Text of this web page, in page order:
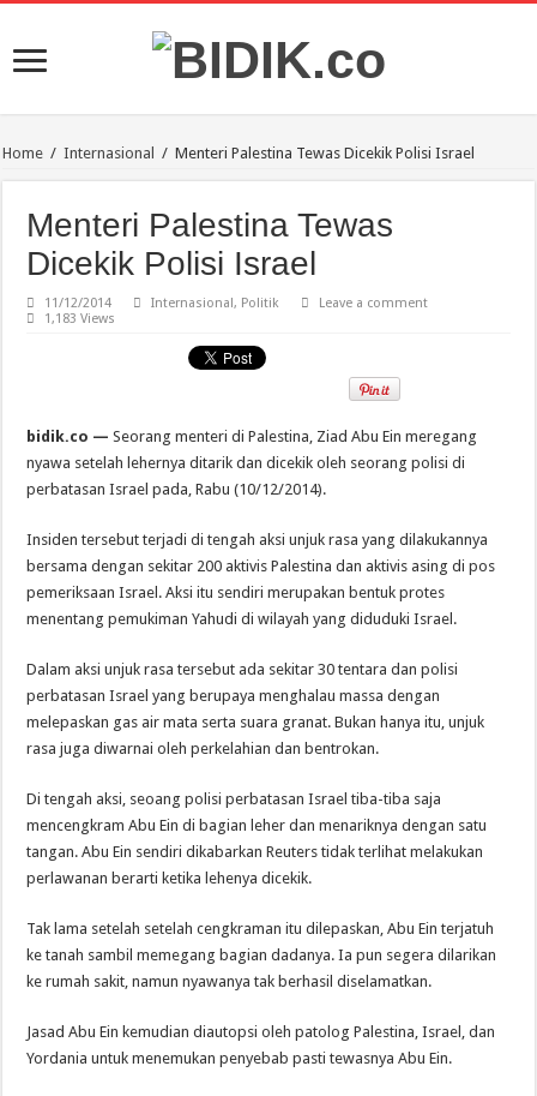
Home / Internasional / Menteri Palestina Tewas Dicekik Polisi Israel
Menteri Palestina Tewas
Dicekik Polisi Israel
11/12/2014 Internasional, Politik
Leave a comment
1,183 Views
bidik.co — Seorang menteri di Palestina, Ziad Abu Ein meregang
nyawa setelah lehernya ditarik dan dicekik oleh seorang polisi di
perbatasan Israel pada, Rabu (10/12/2014).
Insiden tersebut terjadi di tengah aksi unjuk rasa yang dilakukannya
bersama dengan sekitar 200 aktivis Palestina dan aktivis asing di pos
pemeriksaan Israel. Aksi itu sendiri merupakan bentuk protes
menentang pemukiman Yahudi di wilayah yang diduduki Israel.
Dalam aksi unjuk rasa tersebut ada sekitar 30 tentara dan polisi
perbatasan Israel yang berupaya menghalau massa dengan
melepaskan gas air mata serta suara granat. Bukan hanya itu, unjuk
rasa juga diwarnai oleh perkelahian dan bentrokan.
Di tengah aksi, seoang polisi perbatasan Israel tiba-tiba saja
mencengkram Abu Ein di bagian leher dan menariknya dengan satu
tangan. Abu Ein sendiri dikabarkan Reuters tidak terlihat melakukan
perlawanan berarti ketika lehenya dicekik.
Tak lama setelah setelah cengkraman itu dilepaskan, Abu Ein terjatuh
ke tanah sambil memegang bagian dadanya. Ia pun segera dilarikan
ke rumah sakit, namun nyawanya tak berhasil diselamatkan.
Jasad Abu Ein kemudian diautopsi oleh patolog Palestina, Israel, dan
Yordania untuk menemukan penyebab pasti tewasnya Abu Ein.